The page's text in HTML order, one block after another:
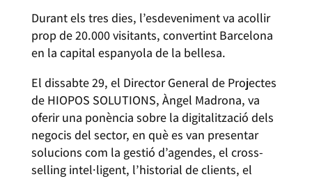
Durant els tres dies, l’esdeveniment va acollir
prop de 20.000 visitants, convertint Barcelona
en la capital espanyola de la bellesa.
El dissabte 29, el Director General de Projectes
de HIOPOS SOLUTIONS, Àngel Madrona, va
oferir una ponència sobre la digitalització dels
negocis del sector, en què es van presentar
solucions com la gestió d’agendes, el cross-
selling intel·ligent, l’historial de clients, el